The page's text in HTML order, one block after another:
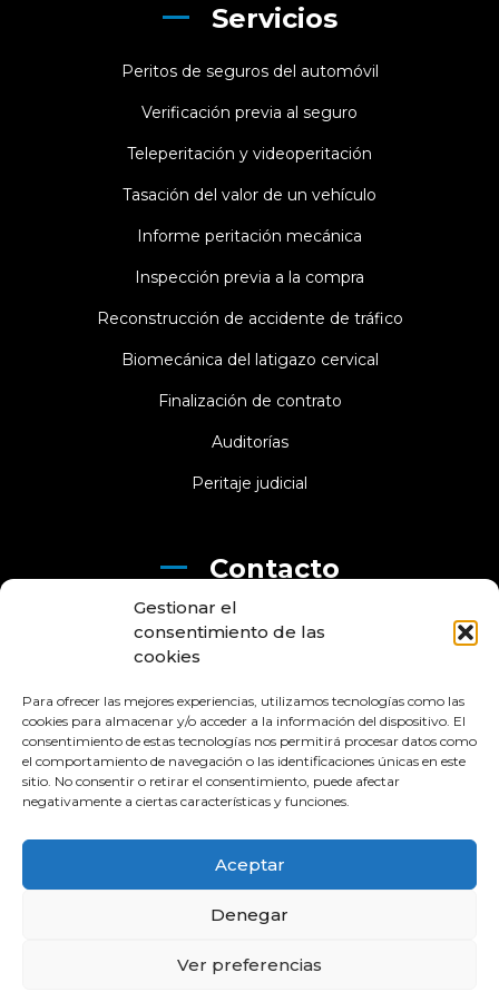
Gestionar el
consentimiento de las
cookies
Para ofrecer las mejores experiencias, utilizamos tecnologías como las
cookies para almacenar y/o acceder a la información del dispositivo. El
consentimiento de estas tecnologías nos permitirá procesar datos como
el comportamiento de navegación o las identificaciones únicas en este
sitio. No consentir o retirar el consentimiento, puede afectar
negativamente a ciertas características y funciones.
Aceptar
Denegar
Ver preferencias
Servicios
Peritos de seguros del automóvil
Verificación previa al seguro
Teleperitación y videoperitación
Tasación del valor de un vehículo
Informe peritación mecánica
Inspección previa a la compra
Reconstrucción de accidente de tráfico
Biomecánica del latigazo cervical
Finalización de contrato
Auditorías
Peritaje judicial
Contacto
+34 876 212 000
info@horizonperitos.com
Horizon Peritos
Aviso legal
Política de privacidad
Accesibilidad AA